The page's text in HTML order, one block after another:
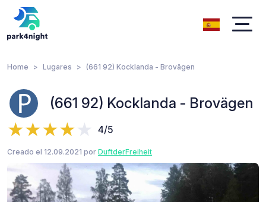
Home Lugares (661 92) Kocklanda - Brovägen
(661 92) Kocklanda - Brovägen
4/5
Creado el 12.09.2021 por DuftderFreiheit